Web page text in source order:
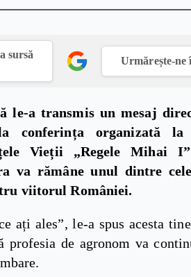
sursă
Urmărește-ne
le-a transmis un mesaj
conferința organizată
Vieții „Regele Mihai
va rămâne unul dintre
viitorul României.
ați ales”, le-a spus acesta
de agronom va